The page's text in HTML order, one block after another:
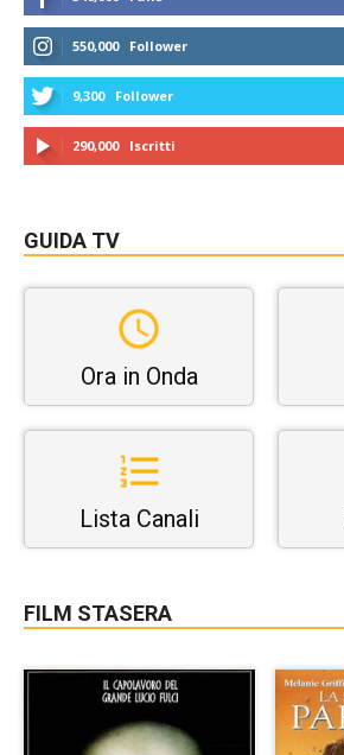
550,000 Follower
9,300 Follower
290,000 Iscritti
GUIDA TV
Ora in Onda
Lista Canali
FILM STASERA